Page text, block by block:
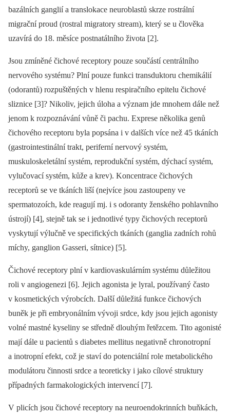
bazálních ganglií a translokace neuroblastů skrze rostrální
migrační proud (rostral migratory stream), který se u člověka
uzavírá do 18. měsíce postnatálního života [2].
Jsou zmíněné čichové receptory pouze součástí centrálního
nervového systému? Plní pouze funkci transduktoru chemikálií
(odorantů) rozpuštěných v hlenu respiračního epitelu čichové
sliznice [3]? Nikoliv, jejich úloha a význam jde mnohem dále než
jenom k rozpoznávání vůně či pachu. Exprese několika genů
čichového receptoru byla popsána i v dalších více než 45 tkáních
(gastrointestinální trakt, periferní nervový systém,
muskuloskeletální systém, reprodukční systém, dýchací systém,
vylučovací systém, kůže a krev). Koncentrace čichových
receptorů se ve tkáních liší (nejvíce jsou zastoupeny ve
spermatozoích, kde reagují mj. i s odoranty ženského pohlavního
ústrojí) [4], stejně tak se i jednotlivé typy čichových receptorů
vyskytují výlučně ve specifických tkáních (ganglia zadních rohů
míchy, ganglion Gasseri, sítnice) [5].
Čichové receptory plní v kardiovaskulárním systému důležitou
roli v angiogenezi [6]. Jejich agonista je lyral, používaný často
v kosmetických výrobcích. Další důležitá funkce čichových
buněk je při embryonálním vývoji srdce, kdy jsou jejich agonisty
volné mastné kyseliny se středně dlouhým řetězcem. Tito agonisté
mají dále u pacientů s diabetes mellitus negativně chronotropní
a inotropní efekt, což je staví do potenciální role metabolického
modulátoru činnosti srdce a teoreticky i jako cílové struktury
případných farmakologických intervencí [7].
V plicích jsou čichové receptory na neuroendokrinních buňkách,